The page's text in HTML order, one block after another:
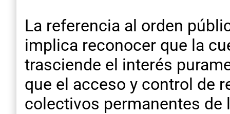
La referencia al orden
implica reconocer que la
trasciende el interés
que el acceso y control de
colectivos permanentes